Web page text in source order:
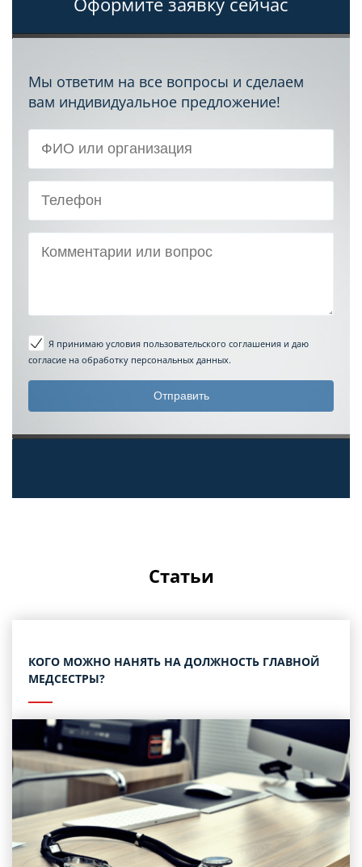
Мы ответим на все вопросы и сделаем
вам индивидуальное предложение!
Я принимаю условия пользовательского соглашения и даю
согласие на обработку персональных данных.
Статьи
КОГО МОЖНО НАНЯТЬ НА ДОЛЖНОСТЬ ГЛАВНОЙ
МЕДСЕСТРЫ?